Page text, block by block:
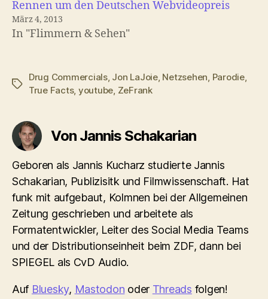
Rennen um den Deutschen Webvideopreis
März 4, 2013
In "Flimmern & Sehen"
Schlagwörter
Drug Commercials, Jon LaJoie, Netzsehen, Parodie,
True Facts, youtube, ZeFrank
Von Jannis Schakarian
Geboren als Jannis Kucharz studierte Jannis
Schakarian, Publizisitk und Filmwissenschaft. Hat
funk mit aufgebaut, Kolmnen bei der Allgemeinen
Zeitung geschrieben und arbeitete als
Formatentwickler, Leiter des Social Media Teams
und der Distributionseinheit beim ZDF, dann bei
SPIEGEL als CvD Audio.
Auf Bluesky, Mastodon oder Threads folgen!